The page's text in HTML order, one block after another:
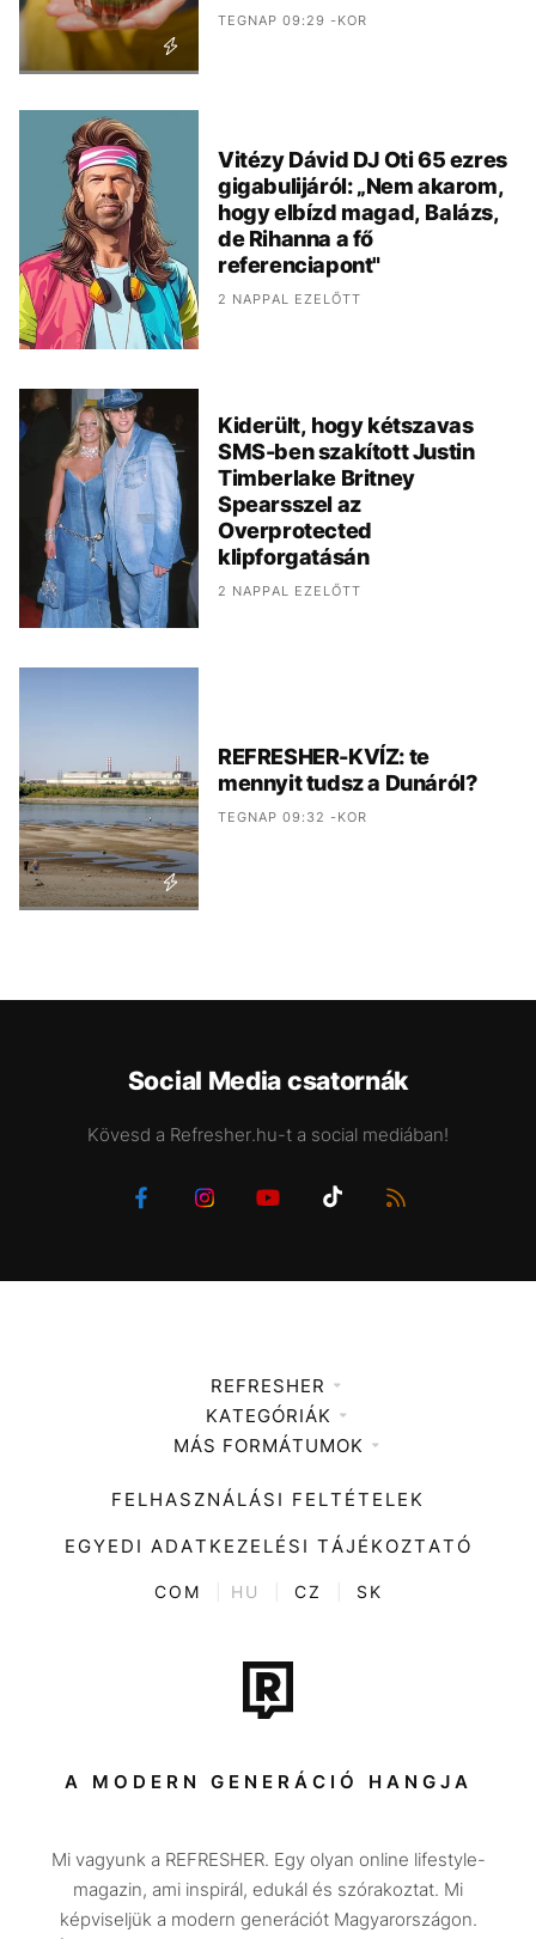
TEGNAP 09:29 -KOR
Vitézy Dávid DJ Oti 65 ezres
gigabulijáról: „Nem akarom,
hogy elbízd magad, Balázs,
de Rihanna a fő
referenciapont"
2 NAPPAL EZELŐTT
Kiderült, hogy kétszavas
SMS-ben szakított Justin
Timberlake Britney
Spearsszel az
Overprotected
klipforgatásán
2 NAPPAL EZELŐTT
REFRESHER-KVÍZ: te
mennyit tudsz a Dunáról?
TEGNAP 09:32 -KOR
Social Media csatornák
Kövesd a Refresher.hu-t a social mediában!
REFRESHER
Médiaajánlat
KATEGÓRIÁK
Zene
Divat
Kultúra
ENTR
Tech-Tudomány
Sport
Társadalom
Utazás
Életmód
MÁS FORMÁTUMOK
FELHASZNÁLÁSI FELTÉTELEK
EGYEDI ADATKEZELÉSI TÁJÉKOZTATÓ
COM HU CZ SK
A MODERN GENERÁCIÓ HANGJA
Mi vagyunk a REFRESHER. Egy olyan online lifestyle-
magazin, ami inspirál, edukál és szórakoztat. Mi
képviseljük a modern generációt Magyarországon.